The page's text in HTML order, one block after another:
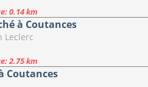
0.14 km
à Coutances
Leclerc
2.75 km
Coutances